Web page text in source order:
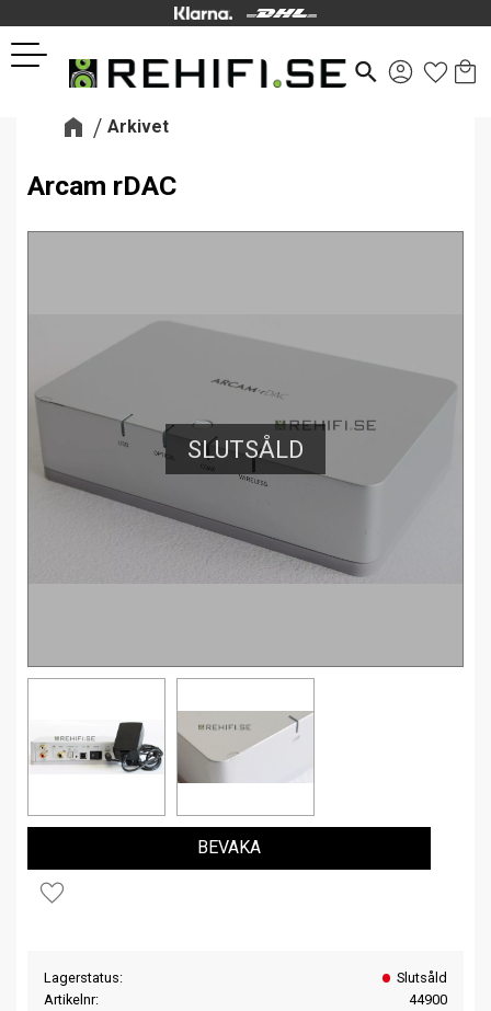
Meny
search
Arkivet
Arcam rDAC
SLUTSÅLD
Lägg till i favoriter
BEVAKA
Lagerstatus
Slutsåld
Artikelnr
44900